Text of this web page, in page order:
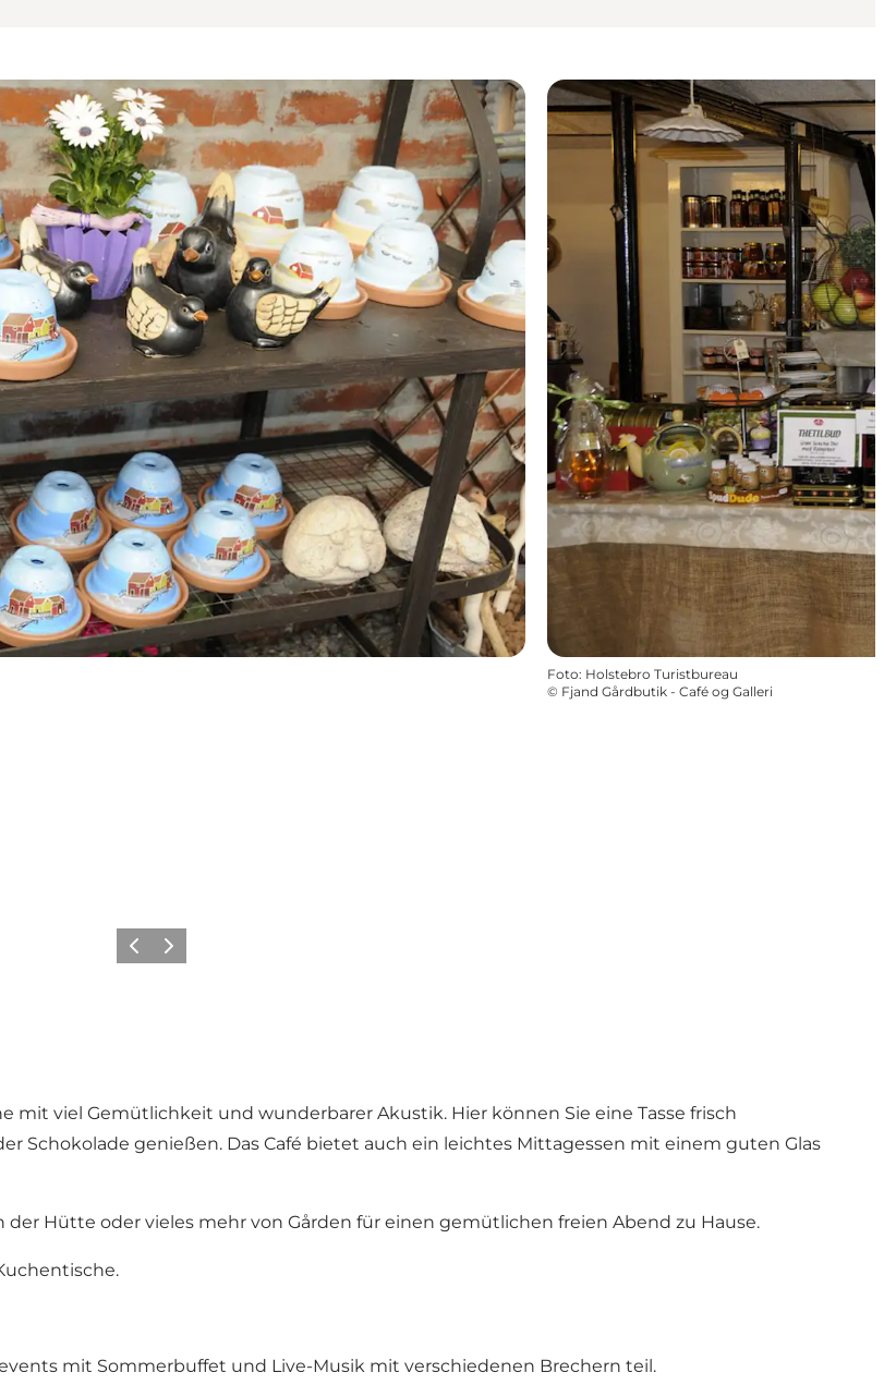
Foto: Holstebro Turistbureau
© Fjand Gårdbutik - Café og Galleri
ZurückWeiter
mit viel Gemütlichkeit und wunderbarer Akustik. Hier können Sie eine Tasse frisch
Schokolade genießen. Das Café bietet auch ein leichtes Mittagessen mit einem guten Glas
Hütte oder vieles mehr von Gården für einen gemütlichen freien Abend zu Hause.
mit Sommerbuffet und Live-Musik mit verschiedenen Brechern teil.